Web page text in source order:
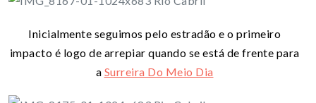
Inicialmente seguimos pelo estradão e o primeiro
impacto é logo de arrepiar quando se está de frente para
a Surreira Do Meio Dia